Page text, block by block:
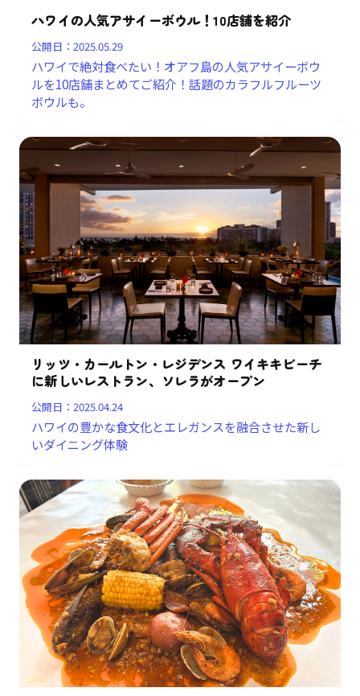
ハワイの人気アサイーボウル！10店舗を紹介
公開日：2025.05.29
ハワイで絶対食べたい！オアフ島の人気アサイーボウ
ルを10店舗まとめてご紹介！話題のカラフルフルーツ
ボウルも。
リッツ・カールトン・レジデンス ワイキキビーチ
に新しいレストラン、ソレラがオープン
公開日：2025.04.24
ハワイの豊かな食文化とエレガンスを融合させた新し
いダイニング体験